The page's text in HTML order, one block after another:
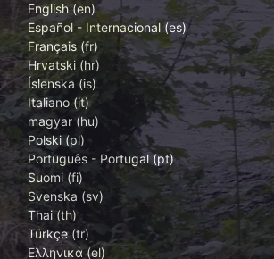
English ‎(en)‎
Español - Internacional ‎(es)‎
Français ‎(fr)‎
Hrvatski ‎(hr)‎
Íslenska ‎(is)‎
Italiano ‎(it)‎
magyar ‎(hu)‎
Polski ‎(pl)‎
Português - Portugal ‎(pt)‎
Suomi ‎(fi)‎
Svenska ‎(sv)‎
Thai ‎(th)‎
Türkçe ‎(tr)‎
Ελληνικά ‎(el)‎